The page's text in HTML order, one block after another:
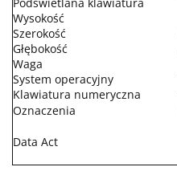
Wysokość
Szerokość
Głębokość
Waga
System operacyjny
Klawiatura numeryczna
Oznaczenia
Data Act